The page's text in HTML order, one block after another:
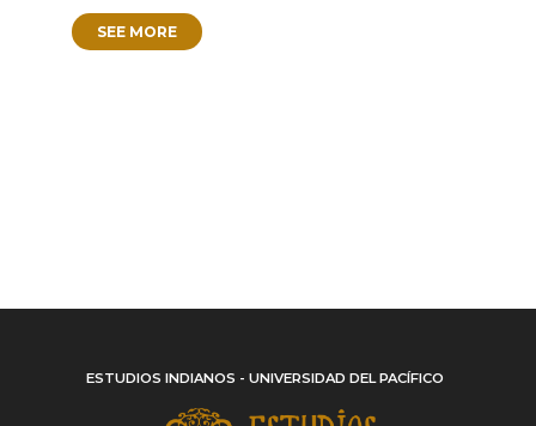
SEE MORE
ESTUDIOS INDIANOS - UNIVERSIDAD DEL PACÍFICO